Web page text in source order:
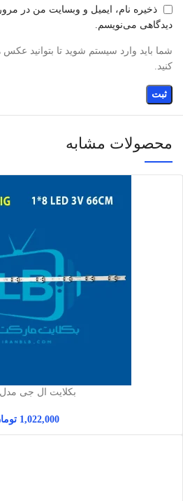
ذخیره نام، ایمیل و وبسایت من در
دیدگاهی می‌نویسم.
شما باید وارد سیستم شوید تا بتوانید
کنید.
محصولات مشابه
بکلایت ال جی مدل 32LJ
1,022,000